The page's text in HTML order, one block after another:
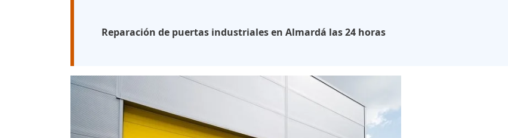
Reparación de puertas industriales en Almardá las 24 horas